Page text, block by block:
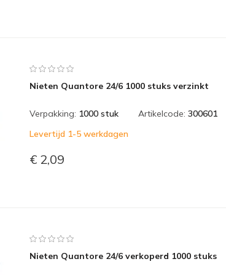
Nieten Quantore 24/6 1000 stuks verzinkt
Verpakking: 1000 stuk Artikelcode: 300601
Levertijd 1-5 werkdagen
€ 2,09
Nieten Quantore 24/6 verkoperd 1000 stuks